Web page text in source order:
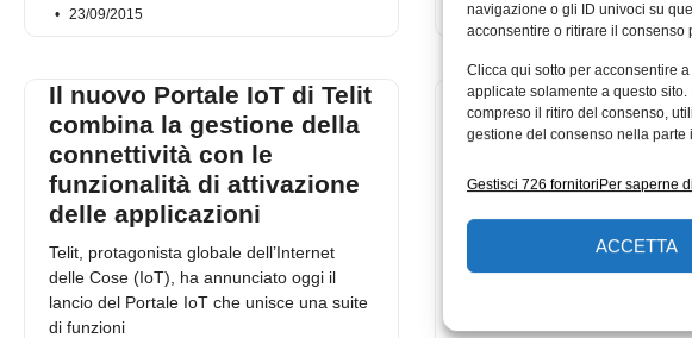
navigazione o gli ID univoci su
acconsentire o ritirare il
Clicca qui sotto per acconsentire
applicate solamente a questo
compreso il ritiro del consenso,
gestione del consenso nella parte
Gestisci 726 fornitoriPer saperne
ACCETTA
23/09/2015 17/09/2015
Il nuovo Portale IoT di Telit
combina la gestione della
connettività con le
funzionalità di attivazione
delle applicazioni
Telit, protagonista globale dell’Internet
delle Cose (IoT), ha annunciato oggi il
lancio del Portale IoT che unisce una suite
di funzioni
La piattaforma
deviceWISE
scelta da Tele2
Telit Wireless Solutions,
dell’Internet delle Cose (IoT), ha
annunciato che la piattaforma
Application Enablement è